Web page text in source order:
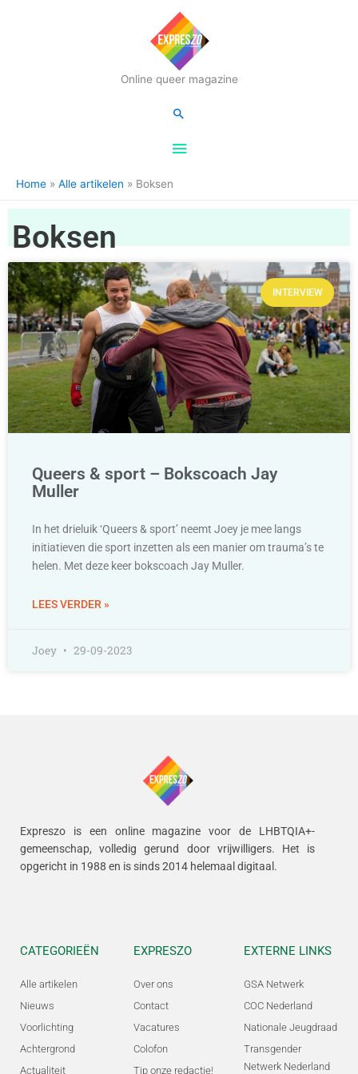
Online queer magazine
Hoofdmenu
Zoeken
Home Alle artikelen Boksen
Boksen
INTERVIEW
Queers & sport – Bokscoach Jay
Muller
In het drieluik ‘Queers & sport’ neemt Joey je mee langs
initiatieven die sport inzetten als een manier om trauma’s te
helen. Met deze keer bokscoach Jay Muller.
LEES VERDER »
Joey 29-09-2023
Expreszo is een online magazine voor de LHBTQIA+-
gemeenschap, volledig gerund door vrijwilligers. Het is
opgericht in 1988 en is sinds 2014 helemaal digitaal.
CATEGORIEËN
Alle artikelen
Nieuws
Voorlichting
Achtergrond
Actualiteit
EXPRESZO
Over ons
Contact
Vacatures
Colofon
Tip onze redactie!
EXTERNE LINKS
GSA Netwerk
COC Nederland
Nationale Jeugdraad
Transgender
Netwerk Nederland